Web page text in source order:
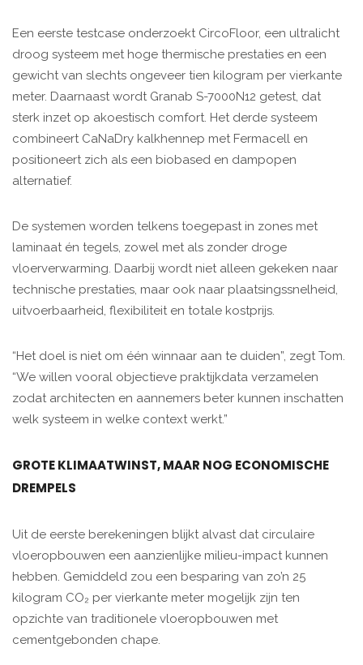
Een eerste testcase onderzoekt CircoFloor, een ultralicht
droog systeem met hoge thermische prestaties en een
gewicht van slechts ongeveer tien kilogram per vierkante
meter. Daarnaast wordt Granab S-7000N12 getest, dat
sterk inzet op akoestisch comfort. Het derde systeem
combineert CaNaDry kalkhennep met Fermacell en
positioneert zich als een biobased en dampopen
alternatief.
De systemen worden telkens toegepast in zones met
laminaat én tegels, zowel met als zonder droge
vloerverwarming. Daarbij wordt niet alleen gekeken naar
technische prestaties, maar ook naar plaatsingssnelheid,
uitvoerbaarheid, flexibiliteit en totale kostprijs.
“Het doel is niet om één winnaar aan te duiden”, zegt Tom.
“We willen vooral objectieve praktijkdata verzamelen
zodat architecten en aannemers beter kunnen inschatten
welk systeem in welke context werkt.”
GROTE KLIMAATWINST, MAAR NOG ECONOMISCHE
DREMPELS
Uit de eerste berekeningen blijkt alvast dat circulaire
vloeropbouwen een aanzienlijke milieu-impact kunnen
hebben. Gemiddeld zou een besparing van zo’n 25
kilogram CO₂ per vierkante meter mogelijk zijn ten
opzichte van traditionele vloeropbouwen met
cementgebonden chape.